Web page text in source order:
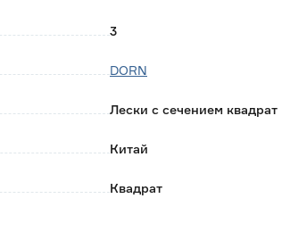
3
DORN
Лески с сечением квадрат
Китай
Квадрат